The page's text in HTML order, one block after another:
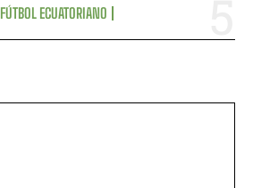
FÚTBOL ECUATORIANO